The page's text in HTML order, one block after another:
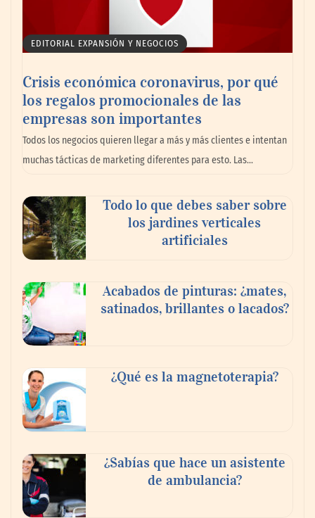
La omnicanalidad redefine la forma de
planear viajes en México
buscan proyectar talento mexicano y
fortalecer el turismo médico
EDITORIAL EXPANSIÓN Y NEGOCIOS
Crisis económica coronavirus, por qué
los regalos promocionales de las
empresas son importantes
Todos los negocios quieren llegar a más y más clientes e intentan
muchas tácticas de marketing diferentes para esto. Las…
Todo lo que debes saber sobre
los jardines verticales
artificiales
Acabados de pinturas: ¿mates,
satinados, brillantes o lacados?
¿Qué es la magnetoterapia?
¿Sabías que hace un asistente
de ambulancia?